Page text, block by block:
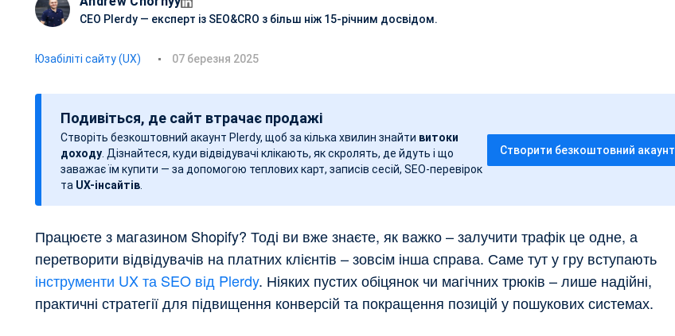
CEO Plerdy — експерт із SEO&CRO з більш ніж 15-річним досвідом.
Юзабіліті сайту (UX)
Д
а
з
а
и
07 березня 2025
Подивіться, де сайт втрачає продажі
Створіть безкоштовний акаунт Plerdy, щоб за кілька хвилин знайти витоки
доходу . Дізнайтеся, куди відвідувачі клікають, як скролять, де йдуть і що
заважає їм купити — за допомогою теплових карт, записів сесій, SEO-перевірок
та UX-інсайтів
Створити безкоштовний акаунт
Працюєте з магазином Shopify? Тоді ви вже знаєте, як важко – залучити трафік це одне, а
перетворити відвідувачів на платних клієнтів – зовсім інша справа. Саме тут у гру вступають
інструменти UX та SEO від Plerdy. Ніяких пустих обіцянок чи магічних трюків – лише надійні,
практичні стратегії для підвищення конверсій та покращення позицій у пошукових системах.